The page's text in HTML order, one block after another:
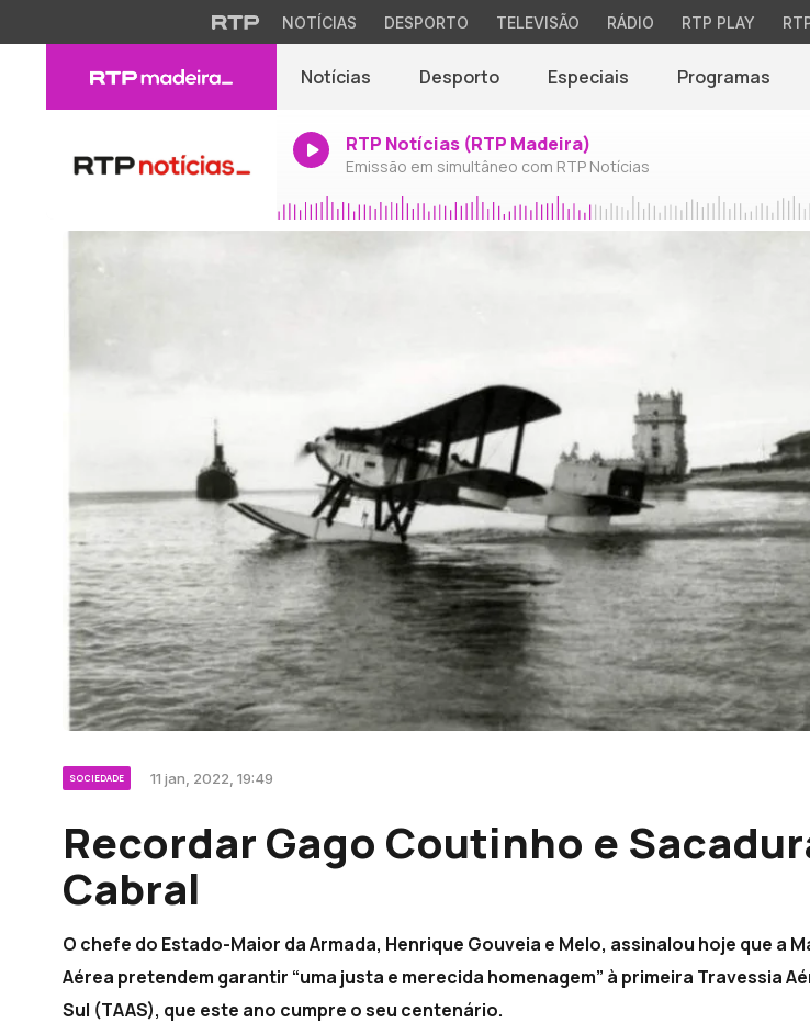
NOTÍCIAS DESPORTO TELEVISÃO RÁDIO RTP PLAY
Notícias Desporto Especiais Programas
RTP Notícias (RTP Madeira)
Emissão em simultâneo com RTP Notícias
SOCIEDADE 11 jan, 2022, 19:49
Recordar Gago Coutinho e
Cabral
O chefe do Estado-Maior da Armada, Henrique Gouveia e Melo, assinalou hoje que a
Aérea pretendem garantir “uma justa e merecida homenagem” à primeira Travessia
Sul (TAAS), que este ano cumpre o seu centenário.